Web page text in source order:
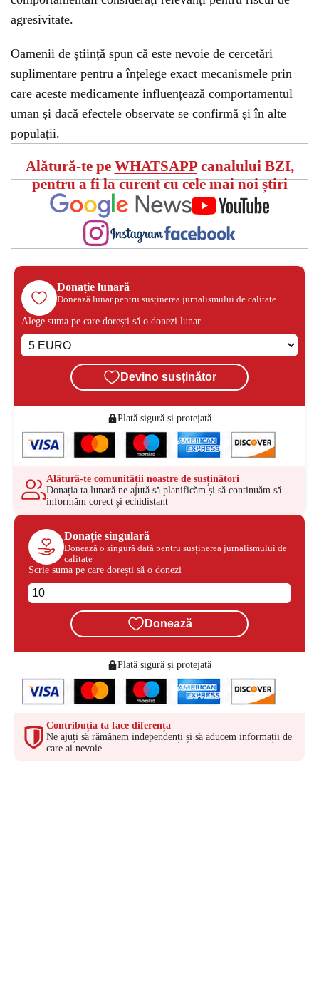
agresivitate.
Oamenii de știință spun că este nevoie de cercetări
suplimentare pentru a înțelege exact mecanismele prin
care aceste medicamente influențează comportamentul
uman și dacă efectele observate se confirmă și în alte
populații.
Alătură-te pe WHATSAPPcanalului BZI,
pentru a fi la curent cu cele mai noi știri
Donație lunară
Donează lunar pentru susținerea jurnalismului de calitate
Alege suma pe care dorești să o donezi lunar
Devino susținător
Plată sigură și protejată
Alătură-te comunității noastre de susținători
Donația ta lunară ne ajută să planificăm și să continuăm să
informăm corect și echidistant
Donație singulară
Donează o singură dată pentru susținerea jurnalismului de
calitate
Scrie suma pe care dorești să o donezi
Donează
Plată sigură și protejată
Contribuția ta face diferența
Ne ajuți să rămânem independenți și să aducem informații de
care ai nevoie